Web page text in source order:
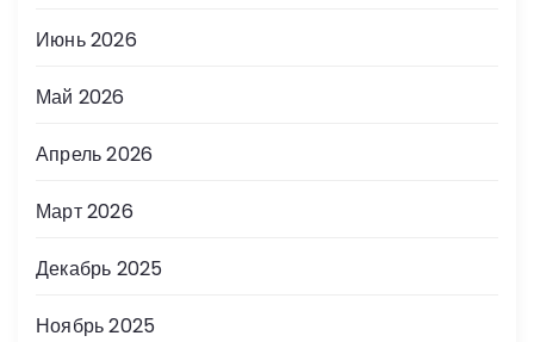
Июнь 2026
Май 2026
Апрель 2026
Март 2026
Декабрь 2025
Ноябрь 2025